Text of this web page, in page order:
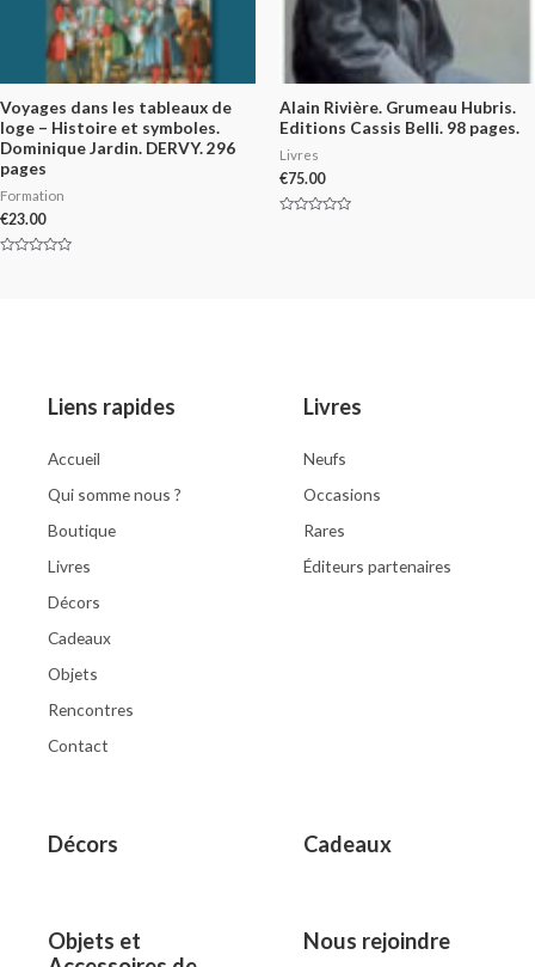
Voyages dans les tableaux de
loge – Histoire et symboles.
Dominique Jardin. DERVY. 296
pages
Formation
€23.00
Alain Rivière. Grumeau Hubris.
Editions Cassis Belli. 98 pages.
Livres
€75.00
Liens rapides
Accueil
Qui somme nous ?
Boutique
Livres
Décors
Cadeaux
Objets
Rencontres
Contact
Livres
Neufs
Occasions
Rares
Éditeurs partenaires
Décors Cadeaux
Objets et
Nous rejoindre